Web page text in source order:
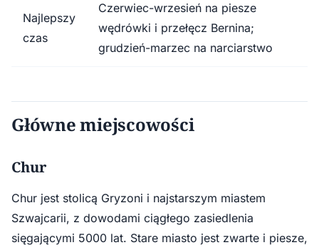
Najlepszy
czas
Czerwiec-wrzesień na piesze
wędrówki i przełęcz Bernina;
grudzień-marzec na narciarstwo
Główne miejscowości
Chur
Chur jest stolicą Gryzoni i najstarszym miastem
Szwajcarii, z dowodami ciągłego zasiedlenia
sięgającymi 5000 lat. Stare miasto jest zwarte i piesze,